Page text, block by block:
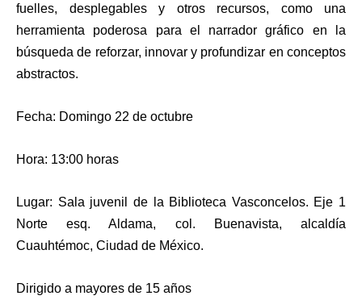
fuelles, desplegables y otros recursos, como una
herramienta poderosa para el narrador gráfico en la
búsqueda de reforzar, innovar y profundizar en conceptos
abstractos.
Fecha: Domingo 22 de octubre
Hora: 13:00 horas
Lugar: Sala juvenil de la Biblioteca Vasconcelos. Eje 1
Norte esq. Aldama, col. Buenavista, alcaldía
Cuauhtémoc, Ciudad de México.
Dirigido a mayores de 15 años